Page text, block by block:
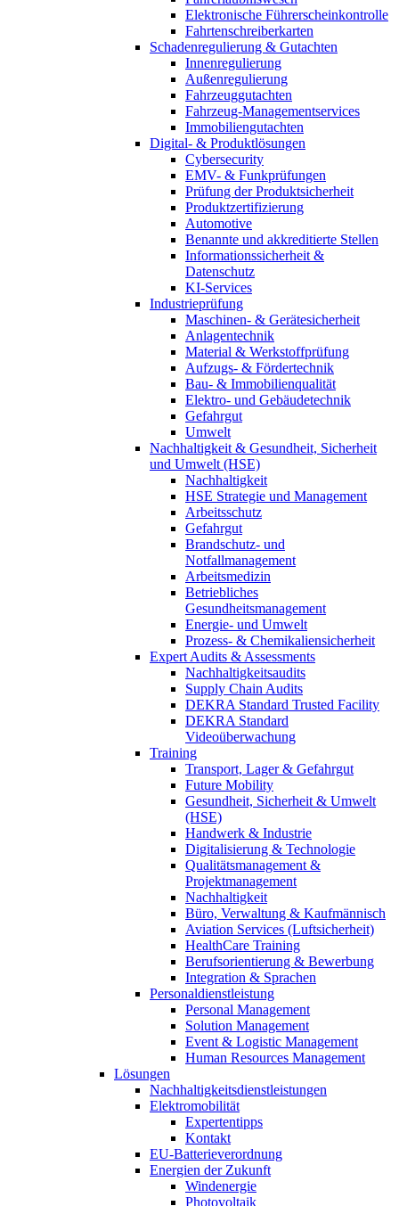
Elektronische Führerscheinkontrolle
Fahrtenschreiberkarten
Schadenregulierung & Gutachten
Innenregulierung
Außenregulierung
Fahrzeuggutachten
Fahrzeug-Managementservices
Immobiliengutachten
Digital- & Produktlösungen
Cybersecurity
EMV- & Funkprüfungen
Prüfung der Produktsicherheit
Produktzertifizierung
Automotive
Benannte und akkreditierte Stellen
Informationssicherheit &
Datenschutz
KI-Services
Industrieprüfung
Maschinen- & Gerätesicherheit
Anlagentechnik
Material & Werkstoffprüfung
Aufzugs- & Fördertechnik
Bau- & Immobilienqualität
Elektro- und Gebäudetechnik
Gefahrgut
Umwelt
Nachhaltigkeit & Gesundheit, Sicherheit
und Umwelt (HSE)
Nachhaltigkeit
HSE Strategie und Management
Arbeitsschutz
Gefahrgut
Brandschutz- und
Notfallmanagement
Arbeitsmedizin
Betriebliches
Gesundheitsmanagement
Energie- und Umwelt
Prozess- & Chemikaliensicherheit
Expert Audits & Assessments
Nachhaltigkeitsaudits
Supply Chain Audits
DEKRA Standard Trusted Facility
DEKRA Standard
Videoüberwachung
Training
Transport, Lager & Gefahrgut
Future Mobility
Gesundheit, Sicherheit & Umwelt
(HSE)
Handwerk & Industrie
Digitalisierung & Technologie
Qualitätsmanagement &
Projektmanagement
Nachhaltigkeit
Büro, Verwaltung & Kaufmännisch
Aviation Services (Luftsicherheit)
HealthCare Training
Berufsorientierung & Bewerbung
Integration & Sprachen
Personaldienstleistung
Personal Management
Solution Management
Event & Logistic Management
Human Resources Management
Lösungen
Nachhaltigkeitsdienstleistungen
Elektromobilität
Expertentipps
Kontakt
EU-Batterieverordnung
Energien der Zukunft
Windenergie
Photovoltaik